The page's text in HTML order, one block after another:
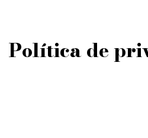
Política de